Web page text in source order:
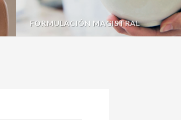
FORMULACIÓN MAGISTRAL